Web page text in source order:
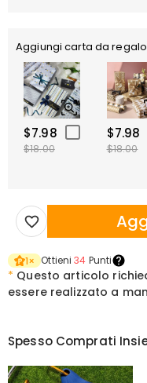
Aggiungi carta da regalo
$7.98
$18.00
$7.98
$18.00
1× Ottieni34 Punti
* Questo articolo
essere realizzato a
Spesso Comprati